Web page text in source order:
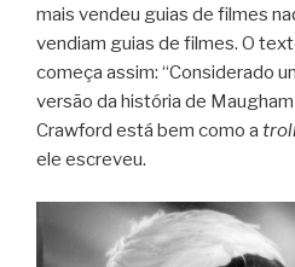
mais vendeu guias de filmes
vendiam guias de filmes. O
começa assim: “Considerado
versão da história de
Crawford está bem como a
ele escreveu.